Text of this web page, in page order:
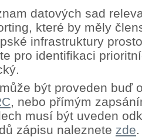
datových sad
které by měly
infrastruktury
pro identifikaci
být proveden buď
, nebo přímým
musí být uveden
zápisu naleznete zde.